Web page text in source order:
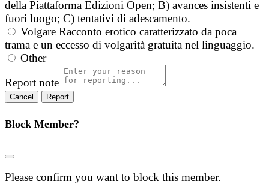
della Piattaforma Edizioni Open; B) avances insistenti e
fuori luogo; C) tentativi di adescamento.
Volgare Racconto erotico caratterizzato da poca
trama e un eccesso di volgarità gratuita nel linguaggio.
Other
Report note
Report
Block Member?
Please confirm you want to block this member.